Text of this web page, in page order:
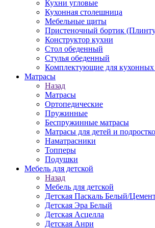
Кухни угловые
Кухонная столешница
Мебельные щиты
Пристеночный бортик
Конструктор кухни
Стол обеденный
Стулья обеденный
Комплектующие для кухонных
Матраcы
Назад
Матраcы
Ортопедические
Пружинные
Беспружинные матрасы
Матрасы для детей и
Наматрасники
Топперы
Подушки
Мебель для детской
Назад
Мебель для детской
Детская Паскаль Белый/
Детская Эра Белый
Детская Асцелла
Детская Анри